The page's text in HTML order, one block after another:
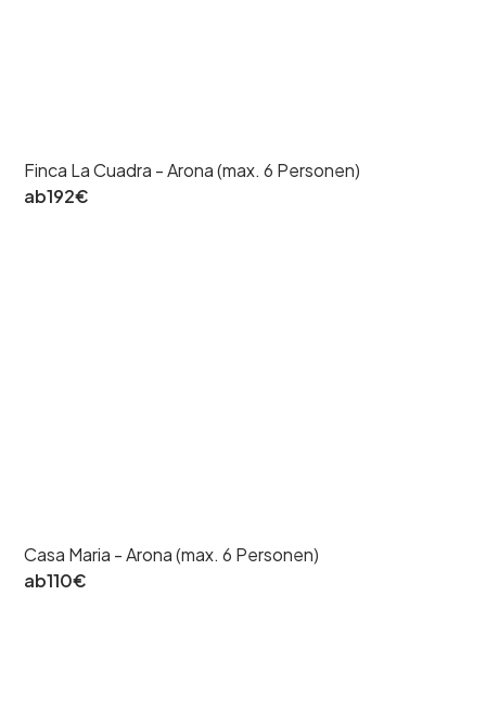
Finca La Cuadra - Arona (max. 6 Personen)
ab192€
Casa Maria - Arona (max. 6 Personen)
ab110€